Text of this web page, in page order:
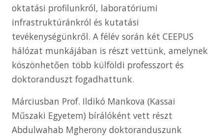
oktatási profilunkról, laboratóriumi
infrastruktúránkról és kutatási
tevékenységünkről. A félév során két CEEPUS
hálózat munkájában is részt vettünk, amelynek
köszönhetően több külföldi professzort és
doktoranduszt fogadhattunk.
Márciusban Prof. Ildikó Mankova (Kassai
Műszaki Egyetem) bírálóként vett részt
Abdulwahab Mgherony doktoranduszunk